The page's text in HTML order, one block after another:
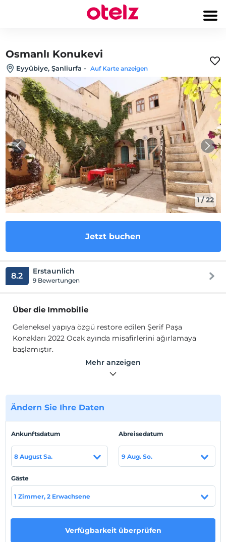
Osmanlı Konukevi
Eyyübiye, Şanliurfa - Auf Karte anzeigen
1/22
Jetzt buchen
8.2 Erstaunlich
9 Bewertungen
Über die Immobilie
Geleneksel yapıya özgü restore edilen Şerif Paşa
Konakları 2022 Ocak ayında misafirlerini ağırlamaya
başlamıştır.
Haftanın belli günlerinde otelimizde Sıra Gecesi ücretli
Eyyübiye Merkez'de olup, Balıkgöl'e 7 dk. yürüme
Auf Karte
anzeigen
Hotelpolitik
Einchecken
Nach 13:00
Mehr anzeigen
Ändern Sie Ihre Daten
Ankunftsdatum
8 August Sa.
Abreisedatum
9 Aug. So.
Gäste
1 Zimmer, 2 Erwachsene
Verfügbarkeit überprüfen